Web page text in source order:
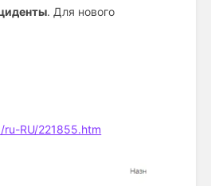
. Для нового
RU/221855.htm